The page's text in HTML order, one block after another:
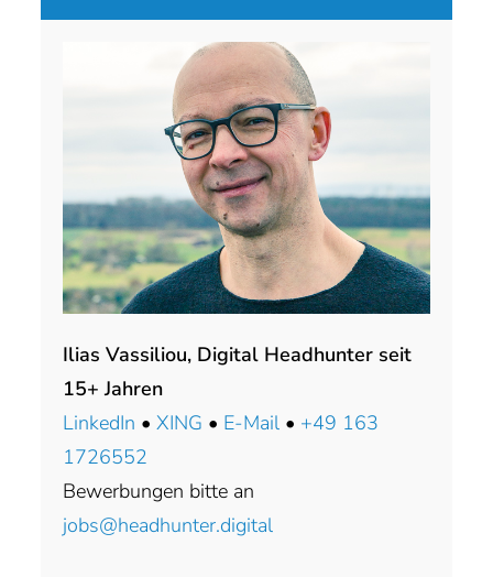
Ilias Vassiliou, Digital Headhunter seit
15+ Jahren
LinkedIn •XING • E-Mail • +49 163
1726552
Bewerbungen bitte an
jobs@headhunter.digital